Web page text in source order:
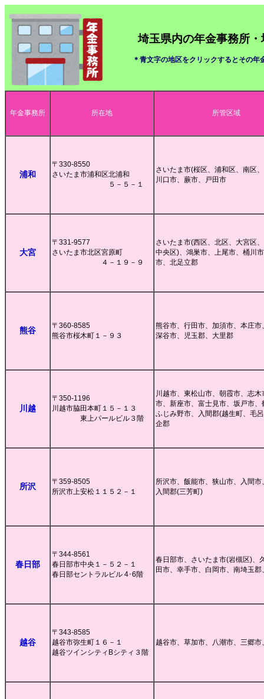
埼玉県内の年金事務所
＊青文字の地区をクリックするとその年
年金事務所 所在地 所管区域
浦和
〒330-8550
さいたま市浦和区北浦和
５－５－１
さいたま市(桜区、浦和区、南区
川口市、蕨市、戸田市
大宮
〒331-9577
さいたま市北区宮原町
４－１９－９
さいたま市(西区、北区、大宮区
中央区)、鴻巣市、上尾市、桶川
市、北足立郡
熊谷
〒360-8585
熊谷市桜木町１－９３
熊谷市、行田市、加須市、本庄市
深谷市、児玉郡、大里郡
川越
〒350-1196
川越市脇田本町１５－１３
東上パールビル３階
川越市、東松山市、朝霞市、志木
市、新座市、富士見市、坂戸市、
ふじみ野市、入間郡(越生町、毛
企郡
所沢
〒359-8505
所沢市上安松１１５２－１
所沢市、飯能市、狭山市、入間市
入間郡(三芳町)
春日部
〒344-8561
春日部市中央１－５２－１
春日部セントラルビル 4･6階
春日部市、さいたま市(岩槻区)、
田市、幸手市、白岡市、南埼玉郡
越谷
〒343-8585
越谷市弥生町１６－１
越谷ツインシティBシティ３階
越谷市、草加市、八潮市、三郷市